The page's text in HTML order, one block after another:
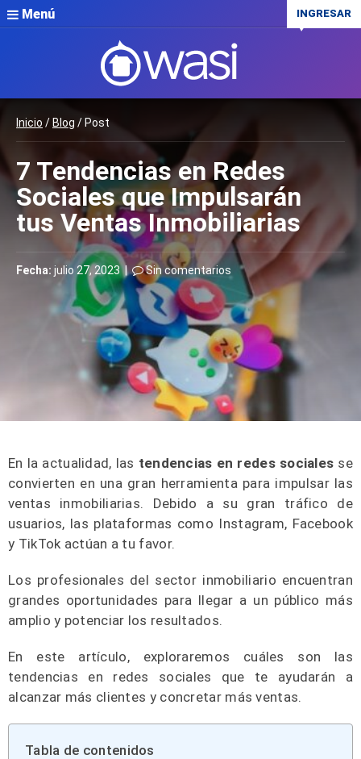
Menú INGRESAR
Inicio / Blog / Post
7 Tendencias en Redes
Sociales que Impulsarán
tus Ventas Inmobiliarias
Fecha: julio 27, 2023 | Sin comentarios
En la actualidad, las tendencias en redes sociales se
convierten en una gran herramienta para impulsar las
ventas inmobiliarias. Debido a su gran tráfico de
usuarios, las plataformas como Instagram, Facebook
y TikTok actúan a tu favor.
Los profesionales del sector inmobiliario encuentran
grandes oportunidades para llegar a un público más
amplio y potenciar los resultados.
En este artículo, exploraremos cuáles son las
tendencias en redes sociales que te ayudarán a
alcanzar más clientes y concretar más ventas.
Tabla de contenidos